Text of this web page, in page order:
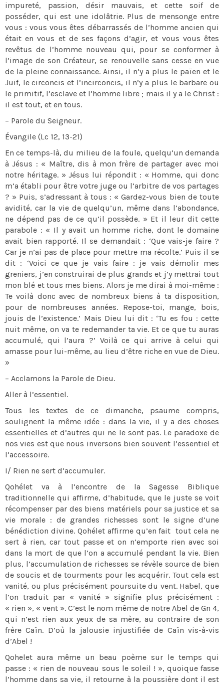
impureté, passion, désir mauvais, et cette soif de
posséder, qui est une idolâtrie. Plus de mensonge entre
vous : vous vous êtes débarrassés de l’homme ancien qui
était en vous et de ses façons d’agir, et vous vous êtes
revêtus de l’homme nouveau qui, pour se conformer à
l’image de son Créateur, se renouvelle sans cesse en vue
de la pleine connaissance. Ainsi, il n’y a plus le païen et le
Juif, le circoncis et l’incirconcis, il n’y a plus le barbare ou
le primitif, l’esclave et l’homme libre ; mais il y a le Christ :
il est tout, et en tous.
– Parole du Seigneur.
Évangile (Lc 12, 13-21)
En ce temps-là, du milieu de la foule, quelqu’un demanda
à Jésus : « Maître, dis à mon frère de partager avec moi
notre héritage. » Jésus lui répondit : « Homme, qui donc
m’a établi pour être votre juge ou l’arbitre de vos partages
? » Puis, s’adressant à tous : « Gardez-vous bien de toute
avidité, car la vie de quelqu’un, même dans l’abondance,
ne dépend pas de ce qu’il possède. » Et il leur dit cette
parabole : « Il y avait un homme riche, dont le domaine
avait bien rapporté. Il se demandait : ‘Que vais-je faire ?
Car je n’ai pas de place pour mettre ma récolte.’ Puis il se
dit : ‘Voici ce que je vais faire : je vais démolir mes
greniers, j’en construirai de plus grands et j’y mettrai tout
mon blé et tous mes biens. Alors je me dirai à moi-même :
Te voilà donc avec de nombreux biens à ta disposition,
pour de nombreuses années. Repose-toi, mange, bois,
jouis de l’existence.’ Mais Dieu lui dit : ‘Tu es fou : cette
nuit même, on va te redemander ta vie. Et ce que tu auras
accumulé, qui l’aura ?’ Voilà ce qui arrive à celui qui
amasse pour lui-même, au lieu d’être riche en vue de Dieu.
»
– Acclamons la Parole de Dieu.
Aller à l’essentiel.
Tous les textes de ce dimanche, psaume compris,
soulignent la même idée : dans la vie, il y a des choses
essentielles et d’autres qui ne le sont pas. Le paradoxe de
nos vies est que nous inversons bien souvent l’essentiel et
l’accessoire.
I/ Rien ne sert d’accumuler.
Qohélet va à l’encontre de la Sagesse Biblique
traditionnelle qui affirme, d’habitude, que le juste se voit
récompenser par des biens matériels pour sa justice et sa
vie morale : de grandes richesses sont le signe d’une
bénédiction divine. Qohélet affirme qu’en fait tout cela ne
sert à rien, car tout passe et on n’emporte rien avec soi
dans la mort de que l’on a accumulé pendant la vie. Bien
plus, l’accumulation de richesses se révèle source de bien
de soucis et de tourments pour les acquérir. Tout cela est
vanité, ou plus précisément poursuite du vent. Habel, que
l’on traduit par « vanité » signifie plus précisément :
« rien », « vent ». C’est le nom même de notre Abel de Gn 4,
qui n’est rien aux yeux de sa mère, au contraire de son
frère Caïn. D’où la jalousie injustifiée de Caïn vis-à-vis
d’Abel !
Qohelet aura même un beau poème sur le temps qui
passe : « rien de nouveau sous le soleil ! », quoique fasse
l’homme dans sa vie, il retourne à la poussière dont il est